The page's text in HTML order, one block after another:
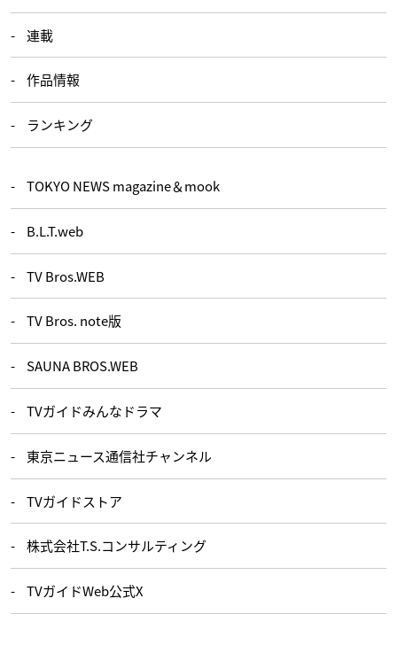
連載
作品情報
ランキング
TOKYO NEWS magazine＆mook
B.L.T.web
TV Bros.WEB
TV Bros. note版
SAUNA BROS.WEB
TVガイドみんなドラマ
東京ニュース通信社チャンネル
TVガイドストア
株式会社T.S.コンサルティング
TVガイドWeb公式X